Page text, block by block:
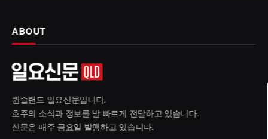
ABOUT
퀸즐랜드 일요신문입니다.
호주의 소식과 정보를 발 빠르게 전달하고 있습니다.
신문은 매주 금요일 발행하고 있습니다.